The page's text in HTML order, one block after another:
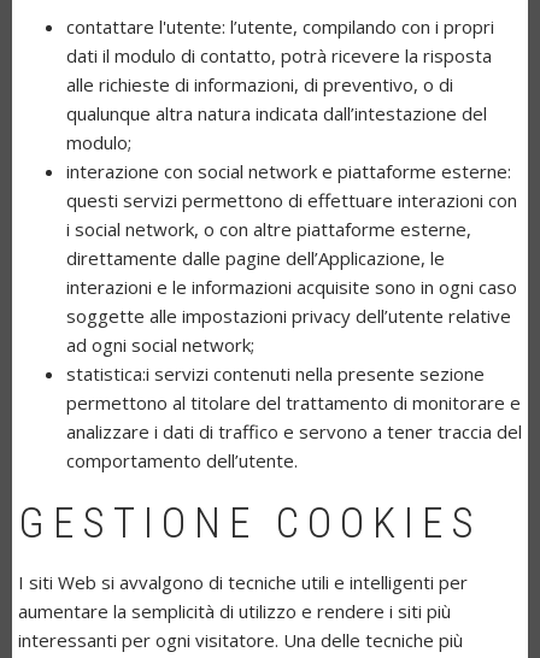
contattare l'utente: l’utente, compilando con i propri
dati il modulo di contatto, potrà ricevere la risposta
alle richieste di informazioni, di preventivo, o di
qualunque altra natura indicata dall’intestazione del
modulo;
interazione con social network e piattaforme esterne:
questi servizi permettono di effettuare interazioni con
i social network, o con altre piattaforme esterne,
direttamente dalle pagine dell’Applicazione, le
interazioni e le informazioni acquisite sono in ogni caso
soggette alle impostazioni privacy dell’utente relative
ad ogni social network;
statistica:i servizi contenuti nella presente sezione
permettono al titolare del trattamento di monitorare e
analizzare i dati di traffico e servono a tener traccia del
comportamento dell’utente.
GESTIONE COOKIES
I siti Web si avvalgono di tecniche utili e intelligenti per
aumentare la semplicità di utilizzo e rendere i siti più
interessanti per ogni visitatore. Una delle tecniche più